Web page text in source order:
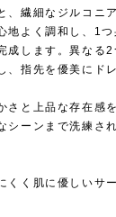
、繊細なジルコニ
地よく調和し、1
成します。異なる
、指先を優美にド
さと上品な存在感
シーンまで洗練さ
くく肌に優しいサ